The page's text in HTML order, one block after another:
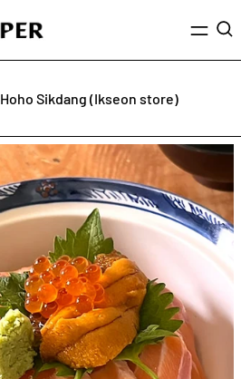
Menu
Hoho Sikdang (Ikseon store)